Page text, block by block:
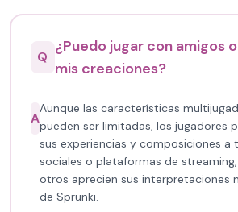
Q
¿Puedo jugar con amigos
mis creaciones?
A
Aunque las características
pueden ser limitadas, los jugadores
sus experiencias y composiciones a
sociales o plataformas de
otros aprecien sus interpretaciones
de Sprunki.